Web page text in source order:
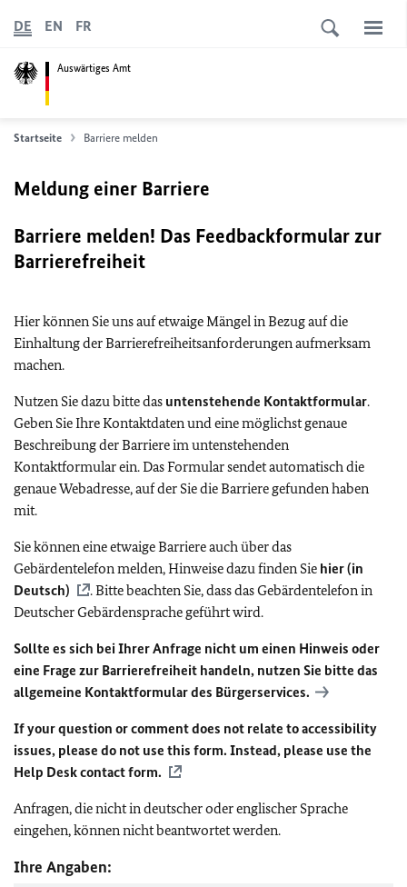
Auswärtiges Amt
DE EN FR
Startseite Barriere melden
Meldung einer Barriere
Barriere melden! Das Feedbackformular zur
Barrierefreiheit
Hier können Sie uns auf etwaige Mängel in Bezug auf die
Einhaltung der Barrierefreiheitsanforderungen aufmerksam
machen.
Nutzen Sie dazu bitte das untenstehende Kontaktformular.
Geben Sie Ihre Kontaktdaten und eine möglichst genaue
Beschreibung der Barriere im untenstehenden
Kontaktformular ein. Das Formular sendet automatisch die
genaue Webadresse, auf der Sie die Barriere gefunden haben
mit.
Sie können eine etwaige Barriere auch über das
Gebärdentelefon melden, Hinweise dazu finden Sie hier (in
Deutsch)
. Bitte beachten Sie, dass das Gebärdentelefon in
Deutscher Gebärdensprache geführt wird.
Sollte es sich bei Ihrer Anfrage nicht um einen Hinweis oder
eine Frage zur Barrierefreiheit handeln, nutzen Sie bitte das
allgemeine Kontaktformular des Bürgerservices.
If your question or comment does not relate to accessibility
issues, please do not use this form. Instead, please use the
Help Desk contact form.
Anfragen, die nicht in deutscher oder englischer Sprache
eingehen, können nicht beantwortet werden.
Ihre Angaben: